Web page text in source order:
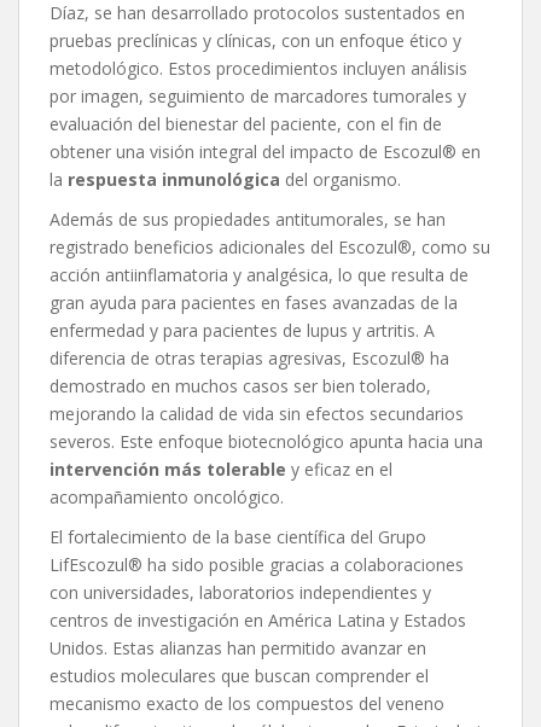
Díaz, se han desarrollado protocolos sustentados en
pruebas preclínicas y clínicas, con un enfoque ético y
metodológico. Estos procedimientos incluyen análisis
por imagen, seguimiento de marcadores tumorales y
evaluación del bienestar del paciente, con el fin de
obtener una visión integral del impacto de Escozul® en
la respuesta inmunológica del organismo.
Además de sus propiedades antitumorales, se han
registrado beneficios adicionales del Escozul®, como su
acción antiinflamatoria y analgésica, lo que resulta de
gran ayuda para pacientes en fases avanzadas de la
enfermedad y para pacientes de lupus y artritis. A
diferencia de otras terapias agresivas, Escozul® ha
demostrado en muchos casos ser bien tolerado,
mejorando la calidad de vida sin efectos secundarios
severos. Este enfoque biotecnológico apunta hacia una
intervención más tolerable y eficaz en el
acompañamiento oncológico.
El fortalecimiento de la base científica del Grupo
LifEscozul® ha sido posible gracias a colaboraciones
con universidades, laboratorios independientes y
centros de investigación en América Latina y Estados
Unidos. Estas alianzas han permitido avanzar en
estudios moleculares que buscan comprender el
mecanismo exacto de los compuestos del veneno